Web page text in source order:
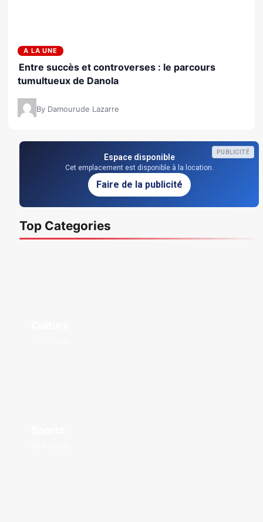
A LA UNE
Entre succès et controverses : le parcours
tumultueux de Danola
By Damourude Lazarre
PUBLICITÉ
Espace disponible
Cet emplacement est disponible à la location.
Faire de la publicité
Top Categories